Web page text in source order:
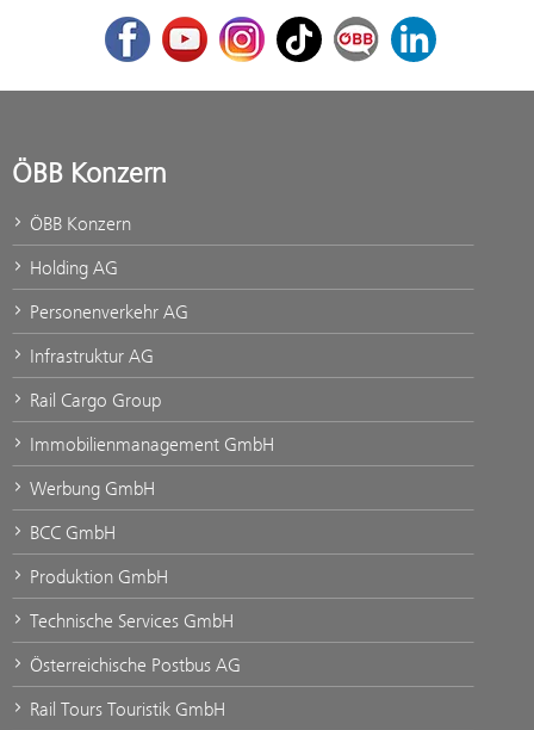
FacebookYoutubeInstagram
TikTok ÖBB Corporate Blog
LinkedIn
ÖBB Konzern
ÖBB Konzern
Holding AG
Personenverkehr AG
Infrastruktur AG
Rail Cargo Group
Immobilienmanagement GmbH
Werbung GmbH
BCC GmbH
Produktion GmbH
Technische Services GmbH
Österreichische Postbus AG
Rail Tours Touristik GmbH